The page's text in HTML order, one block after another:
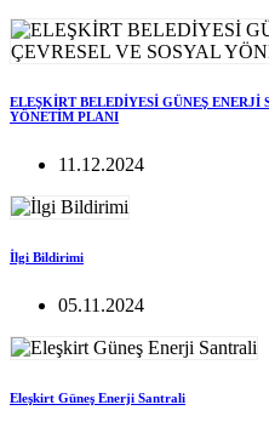
ELEŞKİRT BELEDİYESİ GÜNEŞ ENERJİ
YÖNETİM PLANI
11.12.2024
İlgi Bildirimi
05.11.2024
Eleşkirt Güneş Enerji Santrali